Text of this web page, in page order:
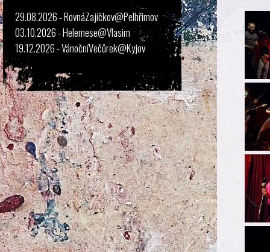
29.08.2026 - RovnáZajíčkov@Pelhřimov
03.10.2026 - Helemese@Vlasim
19.12.2026 - VánočníVečůrek@Kyjov